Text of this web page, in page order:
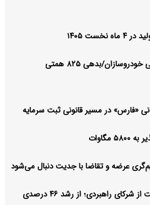
هشدار قطعه‌سازان درباره بحران مالی خودروسازان/بدهی ۸۲۵ همتی
عرضه و تقاضا با جدیت دنبال می‌شود
توازن میان انضباط اقتصادی و حمایت از شرکای راهبردی؛ از رشد ۴۶ درصدی